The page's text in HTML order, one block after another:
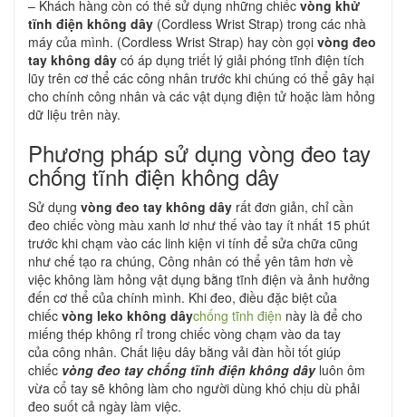
– Khách hàng còn có thể sử dụng những chiếc vòng khử
tĩnh điện không dây (Cordless Wrist Strap) trong các nhà
máy của mình. (Cordless Wrist Strap) hay còn gọi vòng đeo
tay không dây có áp dụng triết lý giải phóng tĩnh điện tích
lũy trên cơ thể các công nhân trước khi chúng có thể gây hại
cho chính công nhân và các vật dụng điện tử hoặc làm hỏng
dữ liệu trên này.
Phương pháp sử dụng vòng đeo tay
chống tĩnh điện không dây
Sử dụng vòng đeo tay không dây rất đơn giản, chỉ cần
đeo chiếc vòng màu xanh lơ như thế vào tay ít nhất 15 phút
trước khi chạm vào các linh kiện vi tính để sửa chữa cũng
như chế tạo ra chúng, Công nhân có thể yên tâm hơn về
việc không làm hỏng vật dụng bằng tĩnh điện và ảnh hưởng
đến cơ thể của chính mình. Khi đeo, điều đặc biệt của
chiếc vòng leko không dâychống tĩnh điện này là để cho
miếng thép không rỉ trong chiếc vòng chạm vào da tay
của công nhân. Chất liệu dây bằng vải đàn hồi tốt giúp
chiếc vòng đeo tay chống tĩnh điện không dâyluôn ôm
vừa cổ tay sẽ không làm cho người dùng khó chịu dù phải
đeo suốt cả ngày làm việc.